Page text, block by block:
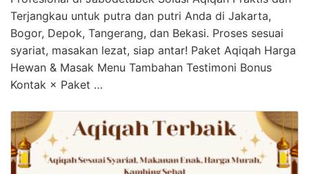
Terjangkau untuk putra dan putri Anda di Jakarta,
Bogor, Depok, Tangerang, dan Bekasi. Proses sesuai
syariat, masakan lezat, siap antar! Paket Aqiqah Harga
Hewan & Masak Menu Tambahan Testimoni Bonus
Kontak × Paket …